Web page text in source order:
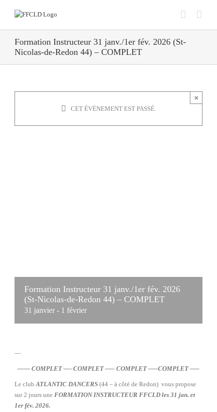
Formation Instructeur 31 janv./1er fév. 2026 (St-
Nicolas-de-Redon 44) – COMPLET
CET ÉVÈNEMENT EST PASSÉ.
×
Formation Instructeur 31 janv./1er fév. 2026
(St-Nicolas-de-Redon 44) – COMPLET
31 janvier - 1 février
—
—— COMPLET —- COMPLET —– COMPLET —–COMPLET —–
Le clubATLANTIC DANCERS(44 – à côté de Redon) vous propose
sur 2 jours une FORMATION INSTRUCTEUR FFCLD les 31 jan. et
1er fév. 2026.